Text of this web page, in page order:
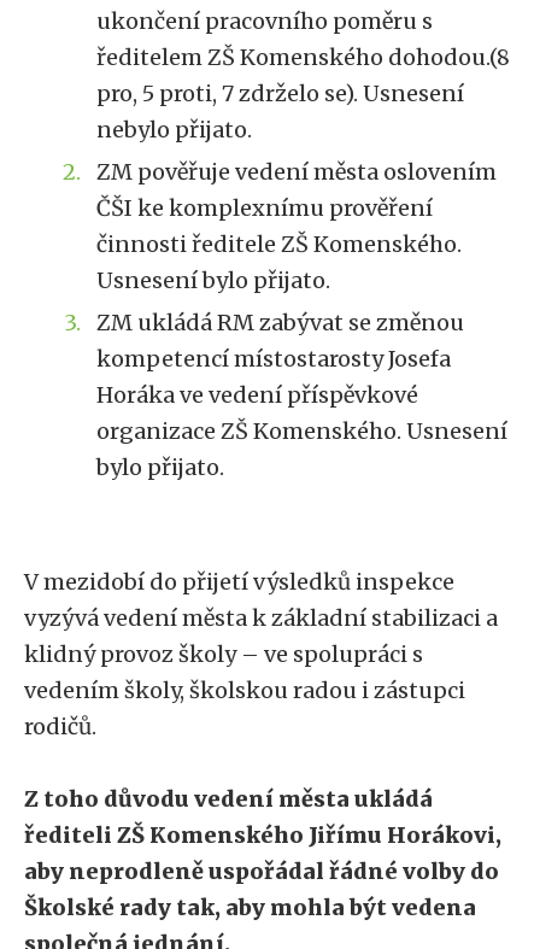
ukončení pracovního poměru s
ředitelem ZŠ Komenského dohodou.(8
pro, 5 proti, 7 zdrželo se). Usnesení
nebylo přijato.
ZM pověřuje vedení města oslovením
ČŠI ke komplexnímu prověření
činnosti ředitele ZŠ Komenského.
Usnesení bylo přijato.
ZM ukládá RM zabývat se změnou
kompetencí místostarosty Josefa
Horáka ve vedení příspěvkové
organizace ZŠ Komenského. Usnesení
bylo přijato.
V mezidobí do přijetí výsledků inspekce
vyzývá vedení města k základní stabilizaci a
klidný provoz školy – ve spolupráci s
vedením školy, školskou radou i zástupci
rodičů.
Z toho důvodu vedení města ukládá
řediteli ZŠ Komenského Jiřímu Horákovi,
aby neprodleně uspořádal řádné volby do
Školské rady tak, aby mohla být vedena